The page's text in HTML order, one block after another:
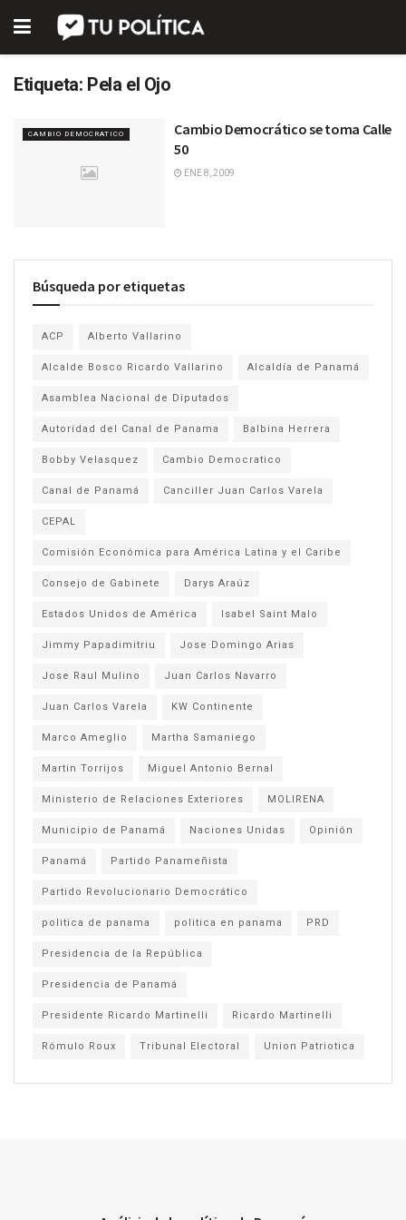
Etiqueta: Pela el Ojo
CAMBIO DEMOCRATICO
Cambio Democrático se toma Calle
50
ENE 8, 2009
Búsqueda por etiquetas
ACP Alberto Vallarino
Alcalde Bosco Ricardo Vallarino Alcaldía de Panamá
Asamblea Nacional de Diputados
Autoridad del Canal de Panama Balbina Herrera
Bobby Velasquez Cambio Democratico
Canal de Panamá Canciller Juan Carlos Varela
CEPAL
Comisión Económica para América Latina y el Caribe
Consejo de Gabinete Darys Araúz
Estados Unidos de América Isabel Saint Malo
Jimmy Papadimitriu Jose Domingo Arias
Jose Raul Mulino Juan Carlos Navarro
Juan Carlos Varela KW Continente
Marco Ameglio Martha Samaniego
Martin Torrijos Miguel Antonio Bernal
Ministerio de Relaciones Exteriores MOLIRENA
Municipio de Panamá Naciones Unidas Opinión
Panamá Partido Panameñista
Partido Revolucionario Democrático
politica de panama politica en panama PRD
Presidencia de la República
Presidencia de Panamá
Presidente Ricardo Martinelli Ricardo Martinelli
Rómulo Roux Tribunal Electoral Union Patriotica